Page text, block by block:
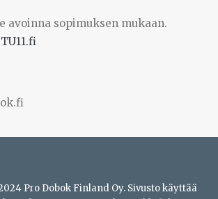
avoinna sopimuksen mukaan.
Pro Dobok Finland Oy. Sivusto käyttää